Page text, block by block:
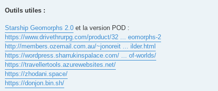
Outils utiles :
Starship Geomorphs 2.0 et la version POD :
https://www.drivethrurpg.com/product/32 ... eomorphs-2
http://members.ozemail.com.au/~jonoreit ... ilder.html
https://wordpress.sharrukinspalace.com/ ... of-worlds/
https://travellertools.azurewebsites.net/
https://zhodani.space/
https://donjon.bin.sh/